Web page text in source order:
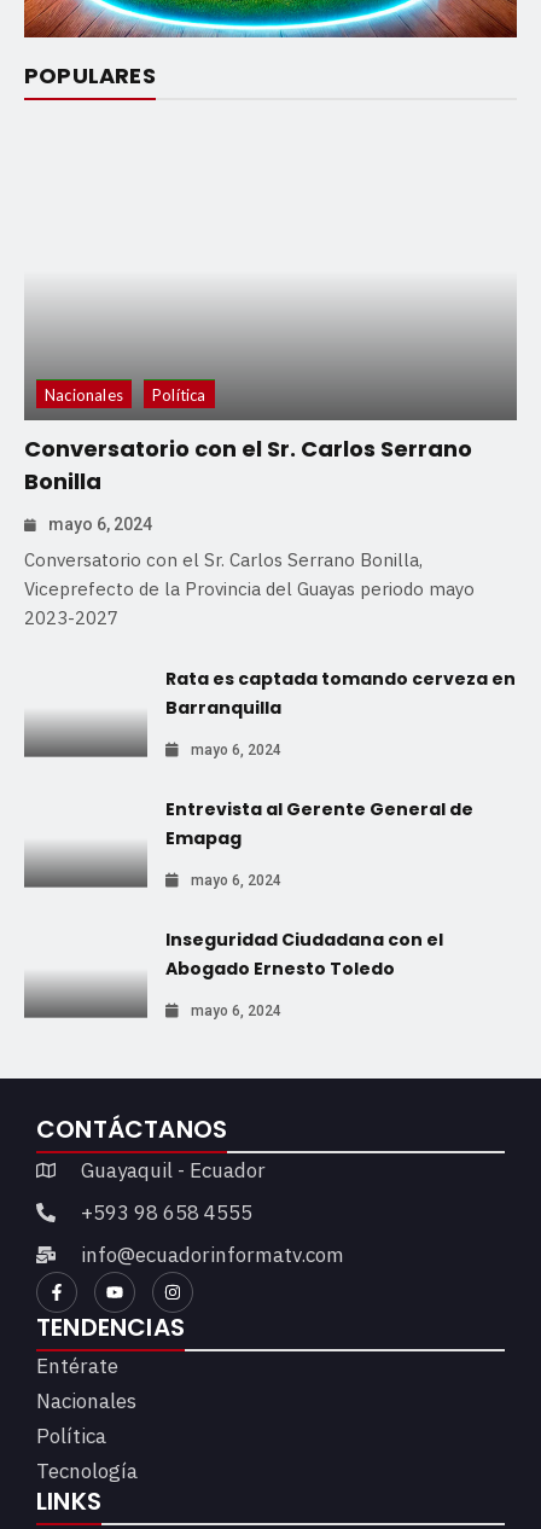
POPULARES
Nacionales Política
Conversatorio con el Sr. Carlos Serrano
Bonilla
mayo 6, 2024
Conversatorio con el Sr. Carlos Serrano Bonilla,
Viceprefecto de la Provincia del Guayas periodo mayo
2023-2027
Rata es captada tomando cerveza en
Barranquilla
mayo 6, 2024
Entrevista al Gerente General de
Emapag
mayo 6, 2024
Inseguridad Ciudadana con el
Abogado Ernesto Toledo
mayo 6, 2024
CONTÁCTANOS
Guayaquil - Ecuador
+593 98 658 4555
info@ecuadorinformatv.com
TENDENCIAS
Entérate
Nacionales
Política
Tecnología
LINKS